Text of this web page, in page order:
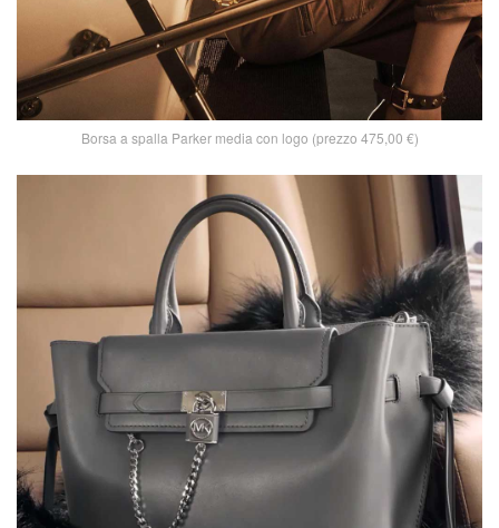
Borsa a spalla Parker media con logo (prezzo 475,00 €)